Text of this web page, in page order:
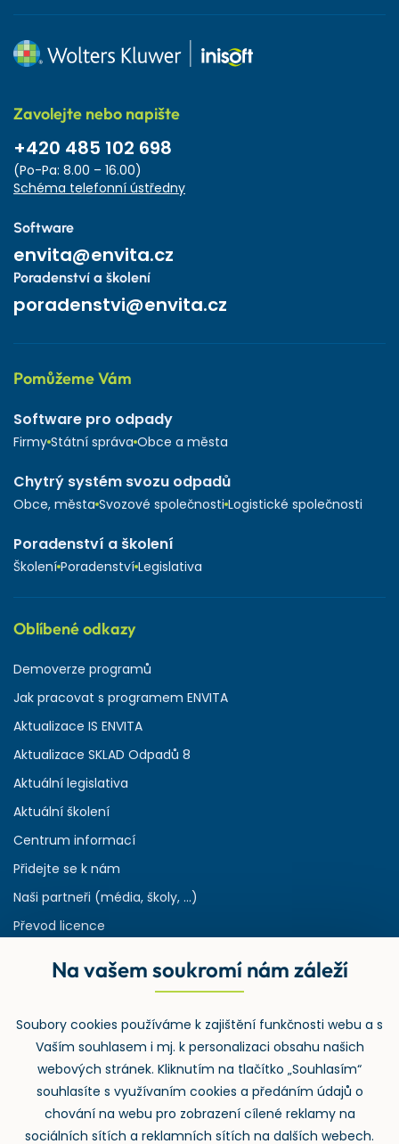
Zavolejte nebo napište
+420 485 102 698
(Po-Pa: 8.00 – 16.00)
Schéma telefonní ústředny
Software
envita@envita.cz
Poradenství a školení
poradenstvi@envita.cz
Pomůžeme Vám
Software pro odpady
Firmy Státní správa Obce a města
Chytrý systém svozu odpadů
Obce, města Svozové společnosti Logistické společnosti
Poradenství a školení
Školení Poradenství Legislativa
Oblíbené odkazy
Demoverze programů
Jak pracovat s programem ENVITA
Aktualizace IS ENVITA
Aktualizace SKLAD Odpadů 8
Aktuální legislativa
Aktuální školení
Centrum informací
Přidejte se k nám
Naši partneři (média, školy, ...)
Převod licence
Rejstřík používaných zkratek v odpadech
Zpětný odběr
Na vašem soukromí nám záleží
Soubory cookies používáme k zajištění funkčnosti webu a s
Vaším souhlasem i mj. k personalizaci obsahu našich
webových stránek. Kliknutím na tlačítko „Souhlasím“
souhlasíte s využívaním cookies a předáním údajů o
chování na webu pro zobrazení cílené reklamy na
sociálních sítích a reklamních sítích na dalších webech.